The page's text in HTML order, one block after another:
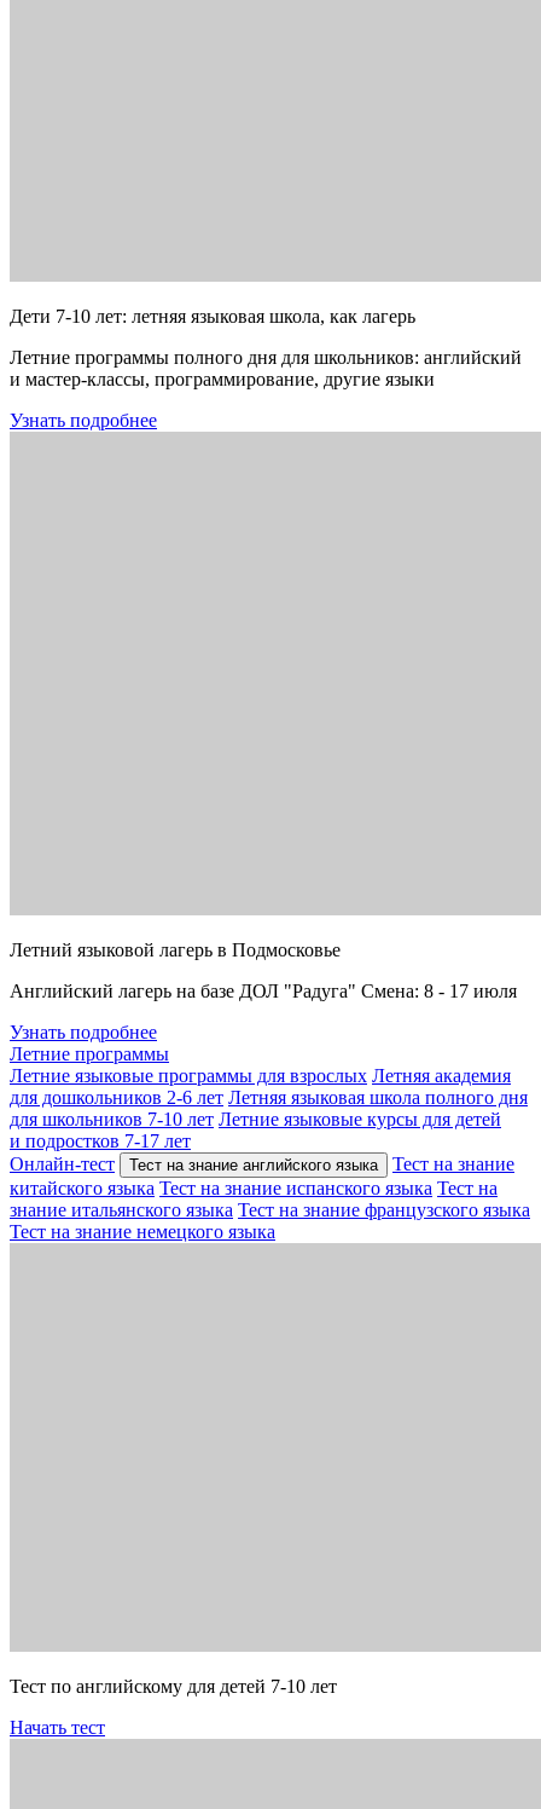
Дети 7-10 лет: летняя языковая школа, как лагерь
Летние программы полного дня для школьников: английский
и мастер-классы, программирование, другие языки
Узнать подробнее
Летний языковой лагерь в Подмосковье
Английский лагерь на базе ДОЛ "Радуга" Смена: 8 - 17 июля
Узнать подробнее
Летние программы
Летние языковые программы для взрослых Летняя академия
для дошкольников 2-6 лет Летняя языковая школа полного дня
для школьников 7-10 лет Летние языковые курсы для детей
и подростков 7-17 лет
Онлайн-тест
Тест на знание английского языка
Тест на знание
китайского языка Тест на знание испанского языка Тест на
знание итальянского языка Тест на знание французского языка
Тест на знание немецкого языка
Тест по английскому для детей 7-10 лет
Начать тест